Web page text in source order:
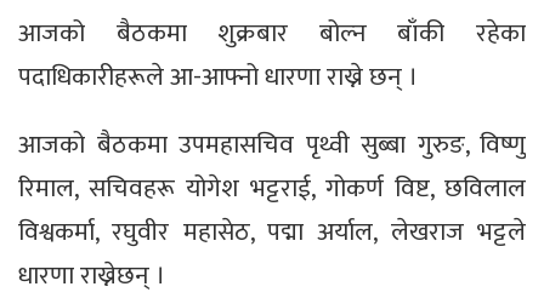
आजको बैठकमा शुक्रबार बोल्न बाँकी रहेका
पदाधिकारीहरूले आ-आफ्नो धारणा राख्ने छन् ।
आजको बैठकमा उपमहासचिव पृथ्वी सुब्बा गुरुङ, विष्णु
रिमाल, सचिवहरू योगेश भट्टराई, गोकर्ण विष्ट, छविलाल
विश्वकर्मा, रघुवीर महासेठ, पद्मा अर्याल, लेखराज भट्टले
धारणा राख्नेछन् ।